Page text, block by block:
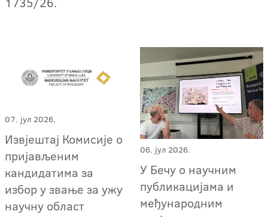
07. јул 2026.
Извјештај Комисије о
пријављеним
кандидатима за
избор у звање за ужу
научну област
06. јул 2026.
У Бечу о научним
публикацијама и
међународним